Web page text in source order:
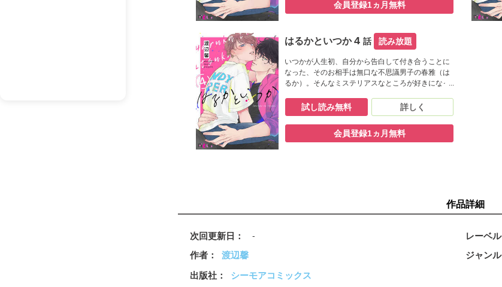
会員登録1ヵ月無料
はるかといつか4話 読み放題
いつかが人生初、自分から告白して付き合うことに
なった、そのお相手は無口な不思議男子の春雅（は
るか）。そんなミステリアスなところが好きになっ
かモヤモヤ…。イチャイチャしたいはるかは、つい
に色仕掛け作戦に出ることに――！【フィカス】
試し読み無料 詳しく
会員登録1ヵ月無料
作品詳細
次回更新日 -
作者
渡辺馨
出版社
シーモアコミックス
レーベル
ジャンル